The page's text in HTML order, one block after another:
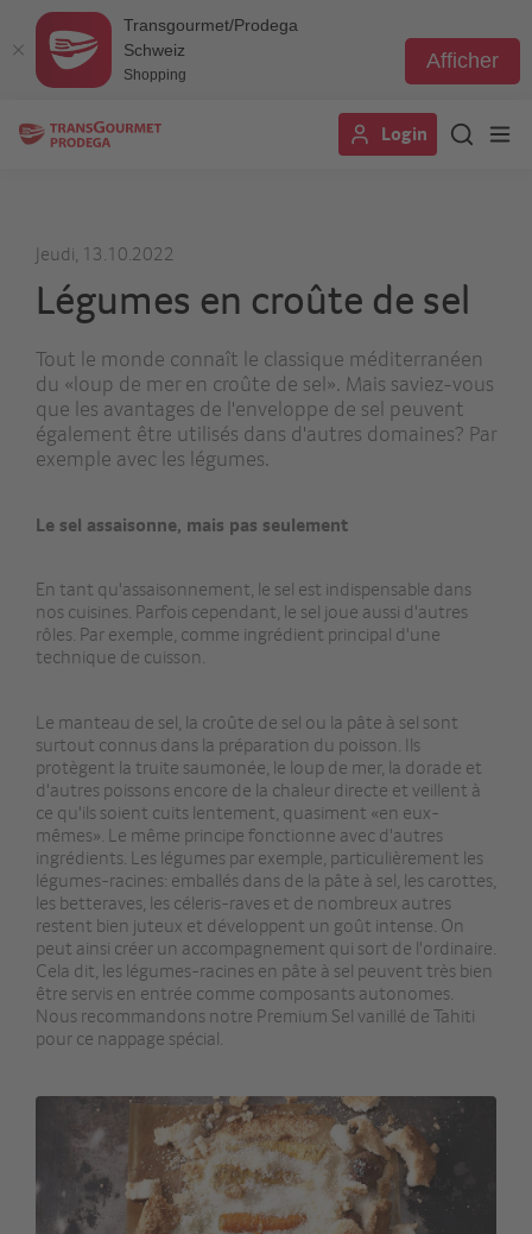
Transgourmet/Prodega
Schweiz
Shopping
Afficher
Login
Jeudi, 13.10.2022
Légumes en croûte de sel
Tout le monde connaît le classique méditerranéen
du «loup de mer en croûte de sel». Mais saviez-vous
que les avantages de l'enveloppe de sel peuvent
également être utilisés dans d'autres domaines? Par
exemple avec les légumes.
Le sel assaisonne, mais pas seulement
En tant qu'assaisonnement, le sel est indispensable dans
nos cuisines. Parfois cependant, le sel joue aussi d'autres
rôles. Par exemple, comme ingrédient principal d'une
technique de cuisson.
Le manteau de sel, la croûte de sel ou la pâte à sel sont
surtout connus dans la préparation du poisson. Ils
protègent la truite saumonée, le loup de mer, la dorade et
d'autres poissons encore de la chaleur directe et veillent à
ce qu'ils soient cuits lentement, quasiment «en eux-
mêmes». Le même principe fonctionne avec d'autres
ingrédients. Les légumes par exemple, particulièrement les
légumes-racines: emballés dans de la pâte à sel, les carottes,
les betteraves, les céleris-raves et de nombreux autres
restent bien juteux et développent un goût intense. On
peut ainsi créer un accompagnement qui sort de l'ordinaire.
Cela dit, les légumes-racines en pâte à sel peuvent très bien
être servis en entrée comme composants autonomes.
Nous recommandons notre Premium Sel vanillé de Tahiti
pour ce nappage spécial.